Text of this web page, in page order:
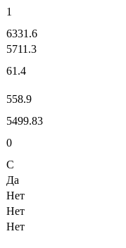
1
6331.6
5711.3
61.4
558.9
5499.83
0
C
Да
Нет
Нет
Нет